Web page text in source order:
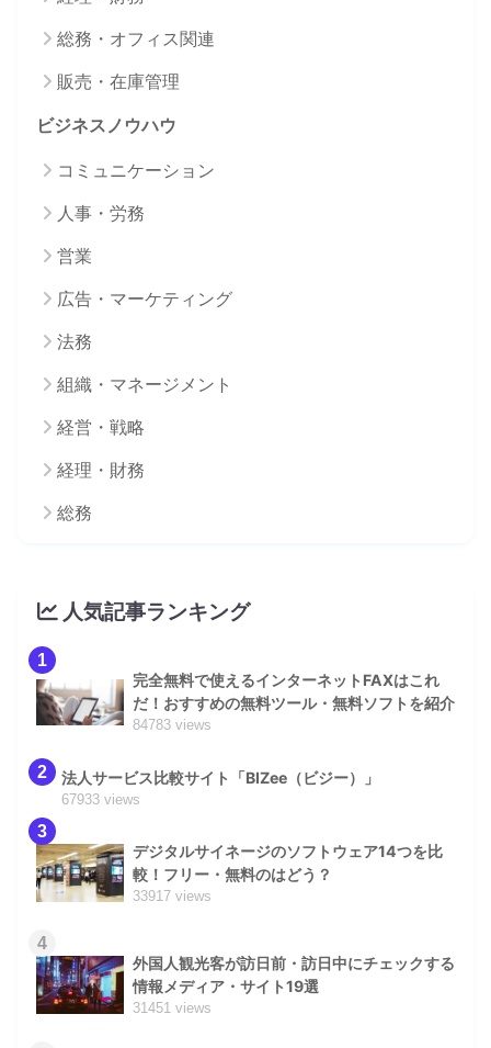
総務・オフィス関連
販売・在庫管理
ビジネスノウハウ
コミュニケーション
人事・労務
営業
広告・マーケティング
法務
組織・マネージメント
経営・戦略
経理・財務
総務
人気記事ランキング
1
完全無料で使えるインターネットFAXはこれ
だ！おすすめの無料ツール・無料ソフトを紹介
84783 views
2 法人サービス比較サイト「BIZee（ビジー）」
67933 views
3
デジタルサイネージのソフトウェア14つを比
較！フリー・無料のはどう？
33917 views
4
外国人観光客が訪日前・訪日中にチェックする
情報メディア・サイト19選
31451 views